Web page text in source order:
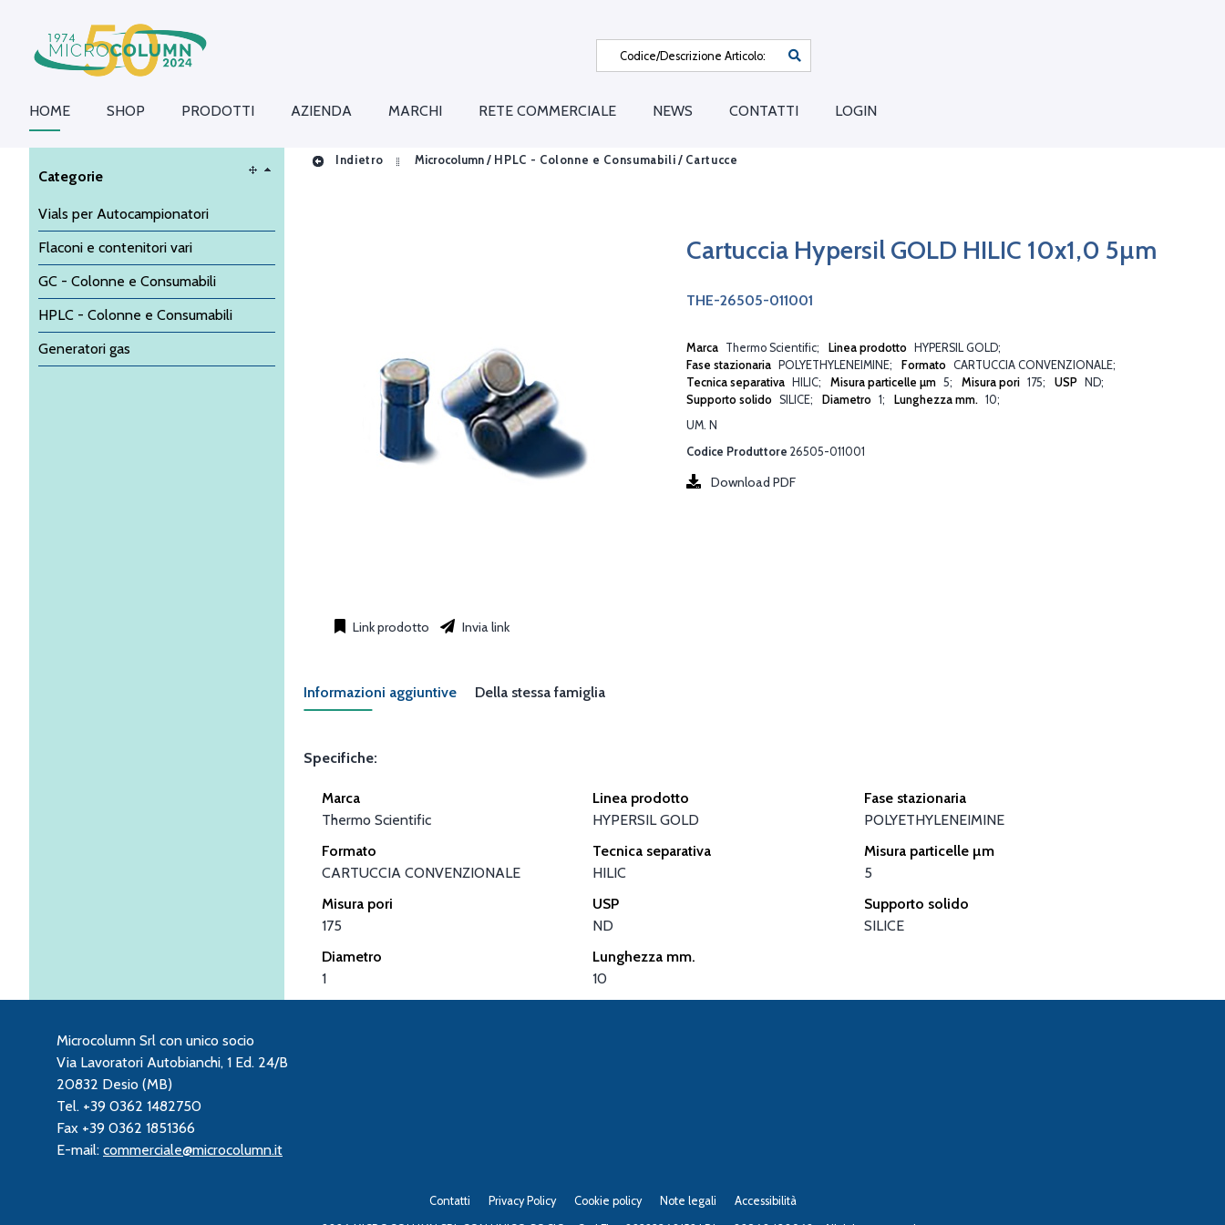
HOME SHOP PRODOTTI AZIENDA MARCHI RETE COMMERCIALE NEWS CONTATTI LOGIN
Categorie
Vials per Autocampionatori
Flaconi e contenitori vari
GC - Colonne e Consumabili
HPLC - Colonne e Consumabili
Generatori gas
Indietro Microcolumn / HPLC - Colonne e Consumabili / Cartucce
Cartuccia Hypersil GOLD HILIC 10x1,0 5µm
THE-26505-011001
Marca Thermo Scientific Linea prodotto
HYPERSIL GOLD
Fase stazionaria
POLYETHYLENEIMINE Formato CARTUCCIA CONVENZIONALE
Tecnica separativa
HILIC Misura particelle µm 5 Misura pori 175 USP
ND
Supporto solido SILICE Diametro 1 Lunghezza mm. 10
UM. N
Download PDF
Codice Produttore 26505-011001
Link prodotto Invia link
Informazioni aggiuntive Della stessa famiglia
Specifiche:
Marca
Thermo Scientific
Linea prodotto
HYPERSIL GOLD
Fase stazionaria
POLYETHYLENEIMINE
Formato
CARTUCCIA CONVENZIONALE
Tecnica separativa
HILIC
Misura particelle µm
5
Misura pori
175
USP
ND
Supporto solido
SILICE
Diametro
1
Lunghezza mm.
10
Microcolumn Srl con unico socio
Via Lavoratori Autobianchi, 1 Ed. 24/B
20832 Desio (MB)
Tel. +39 0362 1482750
Fax +39 0362 1851366
E-mail: commerciale@microcolumn.it
Contatti Privacy Policy Cookie policy Note legali Accessibilità